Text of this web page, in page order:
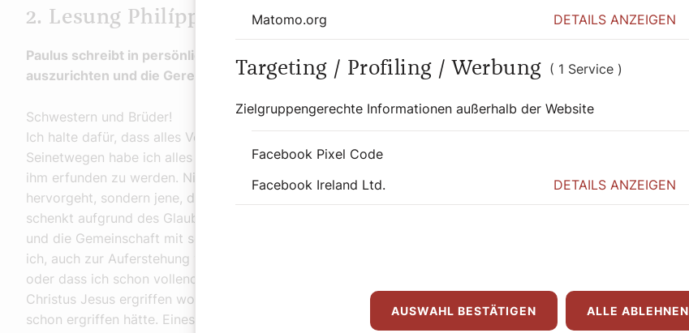
2. Lesung Philípper 3,8–14
Paulus schreibt in persönlichen Worten, wie sehr er bereit ist, sein Leben auf Jesus Christus
auszurichten und die Gerechtigkeit Gottes zu suchen.
Schwestern und Brüder!
Ich halte dafür, dass alles Verlust ist, weil die Erkenntnis Christi Jesu, meines Herrn, alles überragt.
Seinetwegen habe ich alles aufgegeben und halte es für Unrat, um Christus zu gewinnen und in
ihm erfunden zu werden. Nicht meine Gerechtigkeit will ich haben, die aus dem Gesetz
hervorgeht, sondern jene, die durch den Glauben an Christus kommt, die Gerechtigkeit, die Gott
schenkt aufgrund des Glaubens. Christus will ich erkennen und die Macht seiner Auferstehung
und die Gemeinschaft mit seinen Leiden, indem ich seinem Tod gleich gestaltet werde. So hoffe
ich, auch zur Auferstehung von den Toten zu gelangen. Nicht dass ich es schon erreicht hätte
oder dass ich schon vollendet wäre. Aber ich strebe danach, es zu ergreifen, weil auch ich von
Christus Jesus ergriffen worden bin. Brüder und Schwestern, ich bilde mir nicht ein, dass ich es
schon ergriffen hätte. Eines aber tue ich: Ich vergesse, was hinter mir liegt, und strecke mich nach
Matomo.org
DETAILS ANZEIGEN
Targeting / Profiling / Werbung ( 1 Service )
Zielgruppengerechte Informationen außerhalb der Website
Facebook Pixel Code
Facebook Ireland Ltd.
DETAILS ANZEIGEN
AUSWAHL BESTÄTIGEN ALLE ABLEHNEN